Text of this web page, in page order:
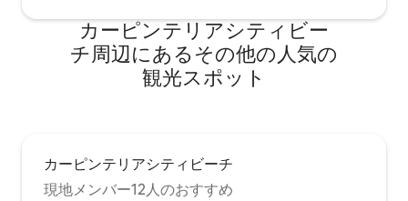
カーピンテリアシティビー
チ⁠周⁠辺⁠に⁠あ⁠るそ⁠の⁠他⁠の人⁠気⁠の
観⁠光⁠ス⁠ポ⁠ッ⁠ト
カーピンテリアシティビーチ
現地メンバー12人のおすすめ